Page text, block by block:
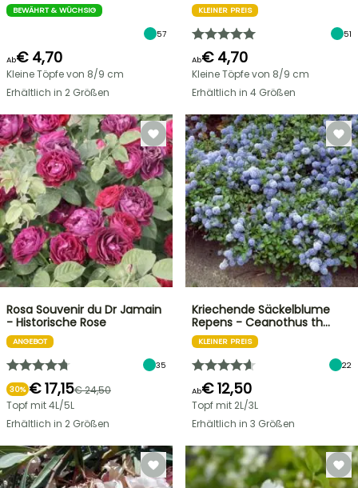
BEWÄHRT & WÜCHSIG
57
Ab€ 4,70
Kleine Töpfe von 8/9 cm
Erhältlich in 2 Größen
KLEINER PREIS
51
Ab€ 4,70
Kleine Töpfe von 8/9 cm
Erhältlich in 4 Größen
Rosa Souvenir du Dr Jamain
- Historische Rose
ANGEBOT
35
30% € 17,15€ 24,50
Topf mit 4L/5L
Erhältlich in 2 Größen
Kriechende Säckelblume
Repens - Ceanothus th…
KLEINER PREIS
22
Ab€ 12,50
Topf mit 2L/3L
Erhältlich in 3 Größen